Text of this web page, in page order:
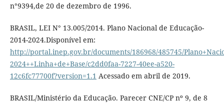
n°9394,de 20 de dezembro de 1996.
BRASIL, LEI N° 13.005/2014. Plano Nacional de Educação-
2014-2024.Disponível em:
http://portal.inep.gov.br/documents/186968/485745/
2024++Linha+de+Base/c2dd0faa-7227-40ee-a520-
12c6fc77700f?version=1.1 Acessado em abril de 2019.
BRASIL/Ministério da Educação. Parecer CNE/CP nº 9, de 8